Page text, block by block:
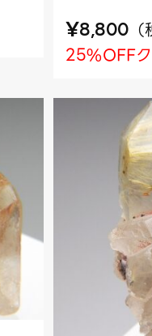
¥8,800 （
25%OFF